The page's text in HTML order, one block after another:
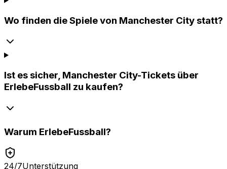
Wo finden die Spiele von Manchester City statt?
Ist es sicher, Manchester City-Tickets über
ErlebeFussball zu kaufen?
Warum ErlebeFussball?
24/7Unterstützung